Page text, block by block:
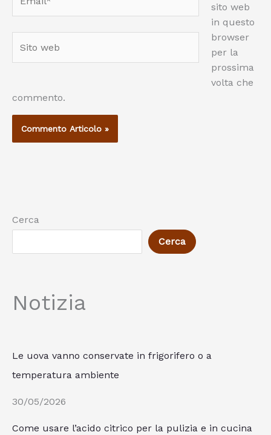
web
sito web
in questo
browser
per la
prossima
volta che
commento.
Cerca
Cerca
Notizia
Le uova vanno conservate in frigorifero o a
temperatura ambiente
30/05/2026
Come usare l’acido citrico per la pulizia e in cucina